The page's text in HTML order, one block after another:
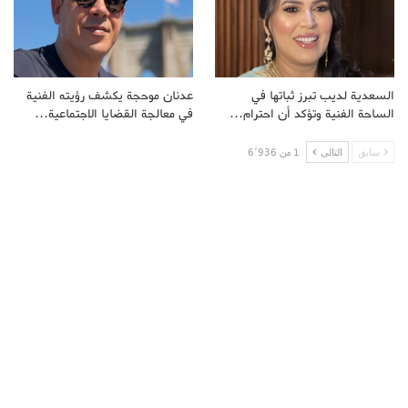
السعدية لديب تبرز ثباتها في
الساحة الفنية وتؤكد أن احترام…
عدنان موحجة يكشف رؤيته الفنية
في معالجة القضايا الاجتماعية…
سابق التالى 1 من 6٬936